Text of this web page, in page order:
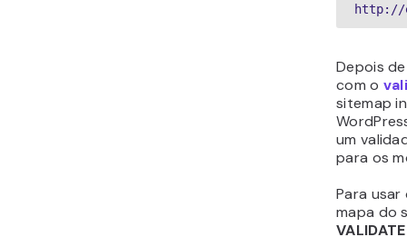
http://
Depois
com o
sitemap
um
para os
Para usar
mapa do